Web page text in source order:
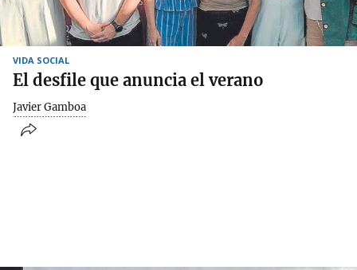
VIDA SOCIAL
El desfile que anuncia el verano
Javier Gamboa